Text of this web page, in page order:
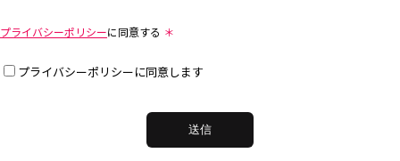
プライバシーポリシーに同意する ＊
プライバシーポリシーに同意します